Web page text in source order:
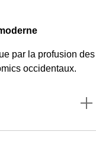
par la profusion des
occidentaux.